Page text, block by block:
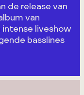
de release van
van
intense liveshow
basslines